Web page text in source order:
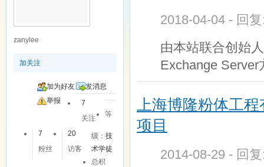
zanylee
加关注
加为好友
发消息
举报
7
关注
7
粉丝
20
访客
等
级：技
术学徒
总积
2018-04-04 - 回
由本站联合创始
Exchange Server
上海博隆粉体工
项目
2014-08-29 - 回